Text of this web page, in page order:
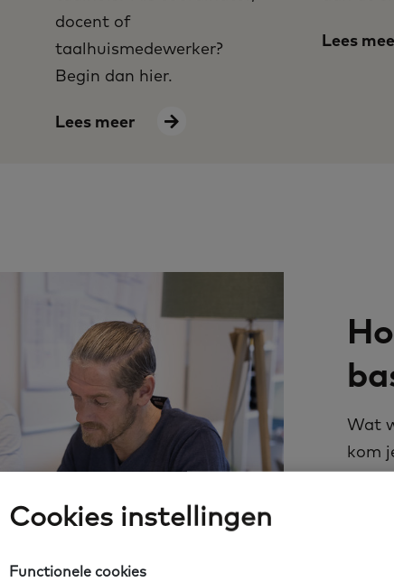
docent of
taalhuismedewerker?
Begin dan hier.
Lees meer
Lees
Wat
kom
écht
Cookies instellingen
Functionele cookies